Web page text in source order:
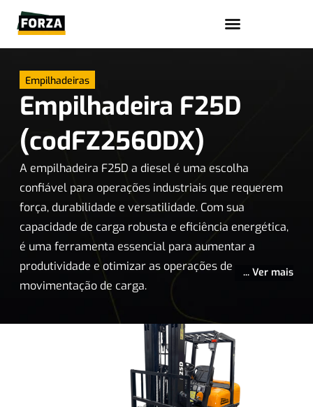
Empilhadeiras
Empilhadeira F25D
(codFZ2560DX)
A empilhadeira F25D a diesel é uma escolha
confiável para operações industriais que requerem
força, durabilidade e versatilidade. Com sua
capacidade de carga robusta e eficiência energética,
é uma ferramenta essencial para aumentar a
produtividade e otimizar as operações de
movimentação de carga.
... Ver mais